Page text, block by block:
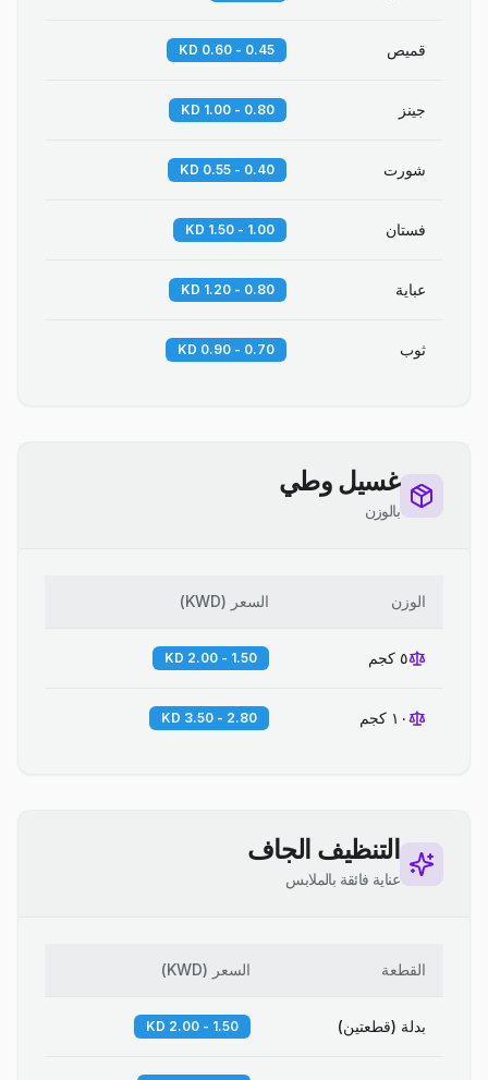
قميص 0.45 - 0.60 KD
جينز 0.80 - 1.00 KD
شورت 0.40 - 0.55 KD
فستان 1.00 - 1.50 KD
عباية 0.80 - 1.20 KD
ثوب 0.70 - 0.90 KD
غسيل وطي
بالوزن
الوزن السعر (
KWD
)
٥ كجم 1.50 - 2.00 KD
١٠ كجم 2.80 - 3.50 KD
التنظيف الجاف
عناية فائقة بالملابس
القطعة السعر (
KWD
)
بدلة (قطعتين) 1.50 - 2.00 KD